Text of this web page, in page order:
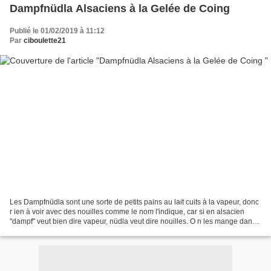
Dampfnüdla Alsaciens à la Gelée de Coing
Publié le 01/02/2019 à 11:12
Par ciboulette21
Les Dampfnüdla sont une sorte de petits pains au lait cuits à la vapeur, donc
r ien à voir avec des nouilles comme le nom l'indique, car si en alsacien
"dampf" veut bien dire vapeur, nüdla veut dire nouilles. O n les mange dans